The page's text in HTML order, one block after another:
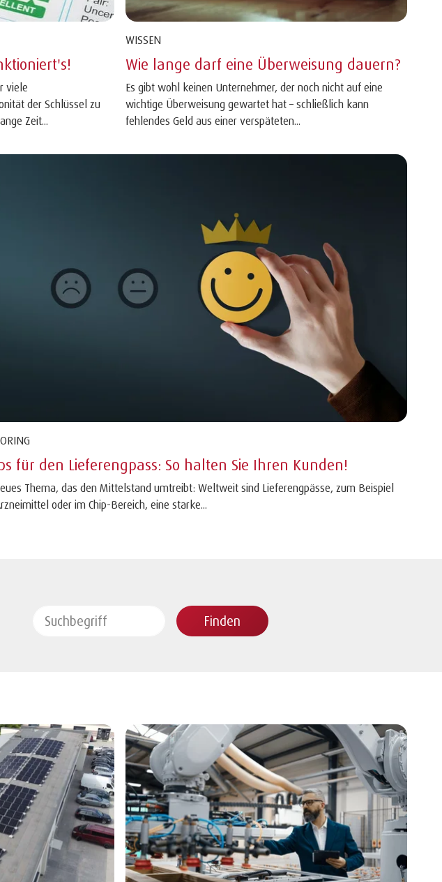
viele
der Schlüssel zu
Zeit...
WISSEN
Wie lange darf eine Überweisung dauern?
Es gibt wohl keinen Unternehmer, der noch nicht auf eine
wichtige Überweisung gewartet hat – schließlich kann
fehlendes Geld aus einer verspäteten...
für den Lieferengpass: So halten Sie Ihren Kunden!
Thema, das den Mittelstand umtreibt: Weltweit sind Lieferengpässe, zum Beispiel
oder im Chip-Bereich, eine starke...